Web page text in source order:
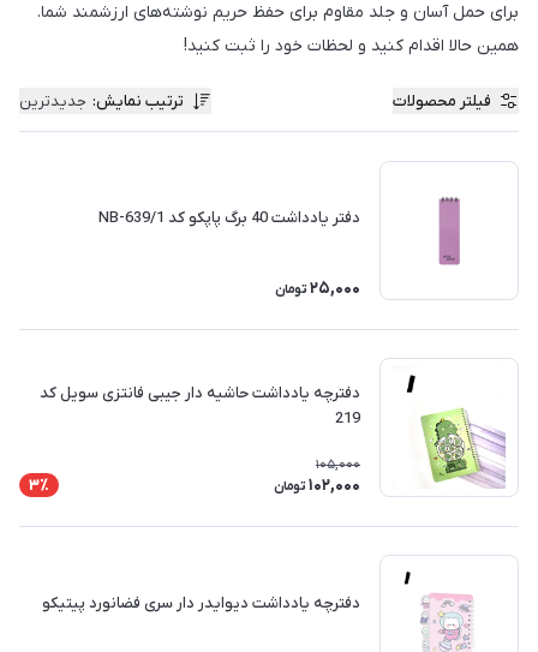
برای حمل آسان و جلد مقاوم برای حفظ حریم نوشته‌های ارزشمند شما.
همین حالا اقدام کنید و لحظات خود را ثبت کنید!
فیلتر محصولات ترتیب نمایش: جدیدترین
دفتر یادداشت 40 برگ پاپکو کد NB-639/1
25,000 تومان
دفترچه یادداشت حاشیه دار جیبی فانتزی سویل کد
219
105,000
102,000 تومان 3٪
دفترچه یادداشت دیوایدر دار سری فضانورد پیتیکو